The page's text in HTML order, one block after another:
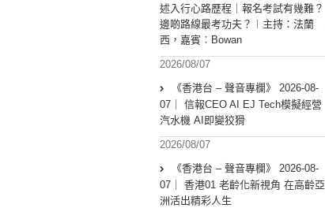
述入行心路歷程｜報名考試有幾難？
邊啲路線最考功夫？︱主持：法蘭
西，嘉賓︰Bowan
2026/08/07
《香港台 – 聲音專欄》 2026-08-
07｜ 信報CEO AI EJ Tech模擬經營
汽水機 AI即變狡猾
2026/08/07
《香港台 – 聲音專欄》 2026-08-
07｜ 香港01 老齡化新視角 在高齡亞
洲活出精彩人生